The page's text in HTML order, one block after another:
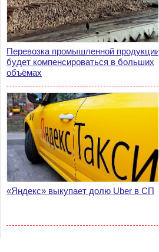
Перевозка промышленной продукции
будет компенсироваться в больших
объёмах
«Яндекс» выкупает долю Uber в СП